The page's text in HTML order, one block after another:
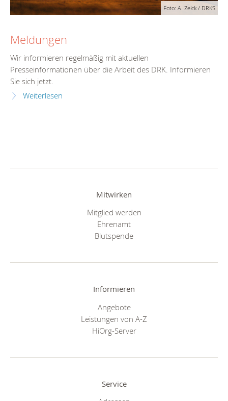
Foto: A. Zelck / DRKS
Meldungen
Wir informieren regelmäßig mit aktuellen
Presseinformationen über die Arbeit des DRK. Informieren
Sie sich jetzt.
Weiterlesen
Mitwirken
Mitglied werden
Ehrenamt
Blutspende
Informieren
Angebote
Leistungen von A-Z
HiOrg-Server
Service